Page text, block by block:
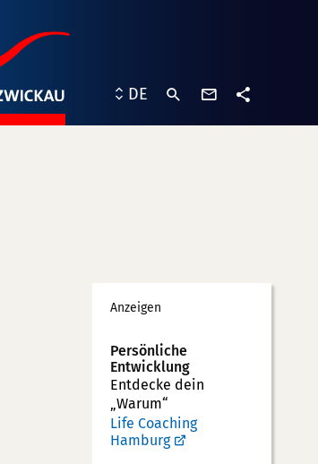
DE
Werbung
Anzeigen
Persönliche
Entwicklung
Entdecke dein
„Warum“
Life Coaching
Hamburg